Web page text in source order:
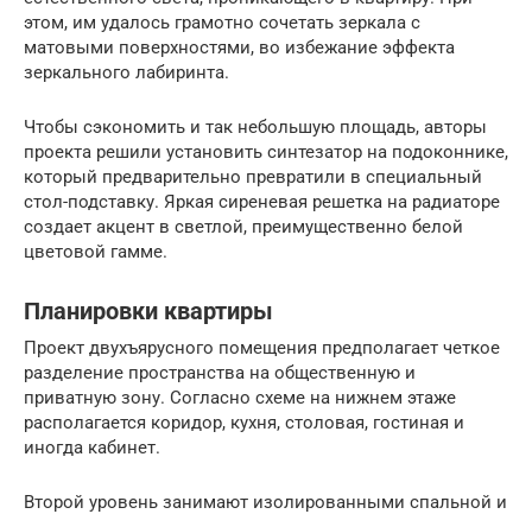
этом, им удалось грамотно сочетать зеркала с
матовыми поверхностями, во избежание эффекта
зеркального лабиринта.
Чтобы сэкономить и так небольшую площадь, авторы
проекта решили установить синтезатор на подоконнике,
который предварительно превратили в специальный
стол-подставку. Яркая сиреневая решетка на радиаторе
создает акцент в светлой, преимущественно белой
цветовой гамме.
Планировки квартиры
Проект двухъярусного помещения предполагает четкое
разделение пространства на общественную и
приватную зону. Согласно схеме на нижнем этаже
располагается коридор, кухня, столовая, гостиная и
иногда кабинет.
Второй уровень занимают изолированными спальной и